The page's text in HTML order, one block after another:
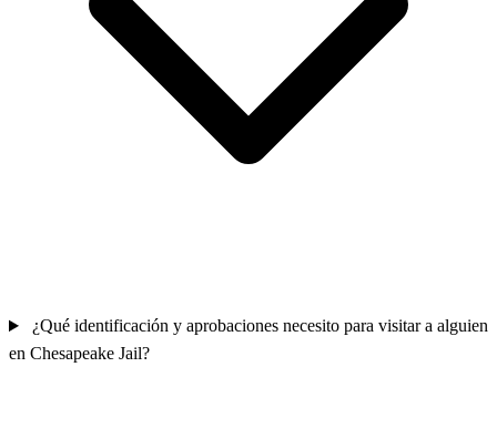
¿Qué identificación y aprobaciones necesito para visitar a alguien
en Chesapeake Jail?